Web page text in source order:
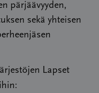
pärjäävyyden,
sekä yhteisen
Lapset